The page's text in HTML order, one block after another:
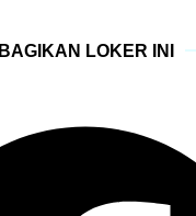
BAGIKAN LOKER INI